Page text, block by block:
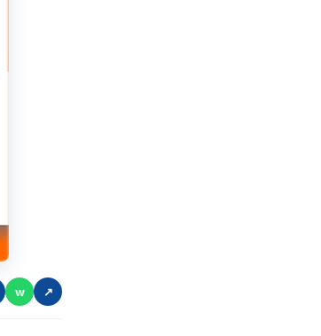
w ↗